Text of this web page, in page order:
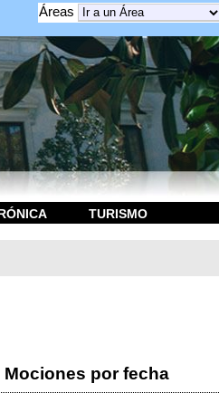
Áreas
TURISMO
Mociones por fecha